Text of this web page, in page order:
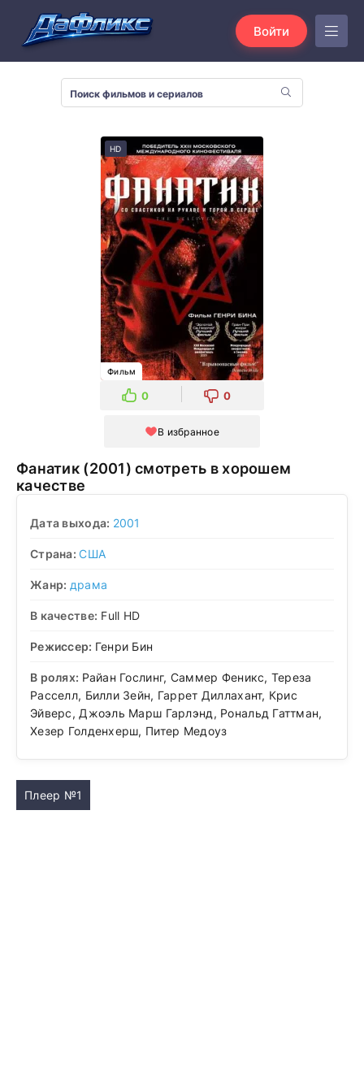
Войти
HD
Фильм
0 0
В избранное
Фанатик (2001) смотреть в хорошем
качестве
Дата выхода: 2001
Страна:США
Жанр: драма
В качестве: Full HD
Режиссер: Генри Бин
В ролях: Райан Гослинг, Саммер Феникс, Тереза
Расселл, Билли Зейн, Гаррет Диллахант, Крис
Эйверс, Джоэль Марш Гарлэнд, Рональд Гаттман,
Хезер Голденхерш, Питер Медоуз
Плеер №1